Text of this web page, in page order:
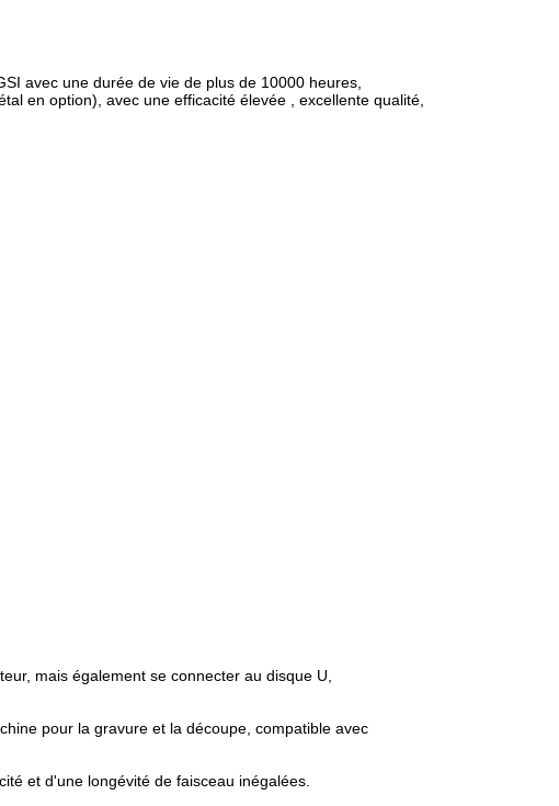
avec une durée de vie de plus de 10000 heures,
en option), avec une efficacité élevée , excellente qualité,
mais également se connecter au disque U,
pour la gravure et la découpe, compatible avec
et d'une longévité de faisceau inégalées.